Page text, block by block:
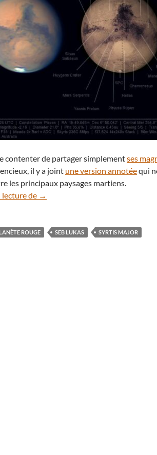
contenter de partager simplementses
il y a joint une version annotéequi
les principaux paysages martiens.
de La planète Mars s’approche et
→
ROUGE SEB LUKAS SYRTIS MAJOR